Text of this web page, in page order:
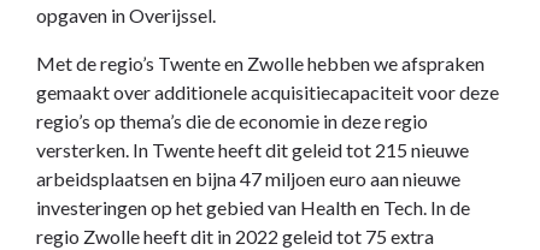
opgaven in Overijssel.
Met de regio’s Twente en Zwolle hebben we afspraken
gemaakt over additionele acquisitiecapaciteit voor deze
regio’s op thema’s die de economie in deze regio
versterken. In Twente heeft dit geleid tot 215 nieuwe
arbeidsplaatsen en bijna 47 miljoen euro aan nieuwe
investeringen op het gebied van Health en Tech. In de
regio Zwolle heeft dit in 2022 geleid tot 75 extra